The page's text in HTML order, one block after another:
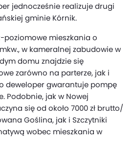
jednocześnie realizuje drugi
gminie Kórnik.
poziomowe mieszkania o
w kameralnej zabudowie w
domu znajdzie się
zarówno na parterze, jak i
deweloper gwarantuje pompę
Podobnie, jak w Nowej
się od około 7000 zł brutto/
Goślina, jak i Szczytniki
wobec mieszkania w